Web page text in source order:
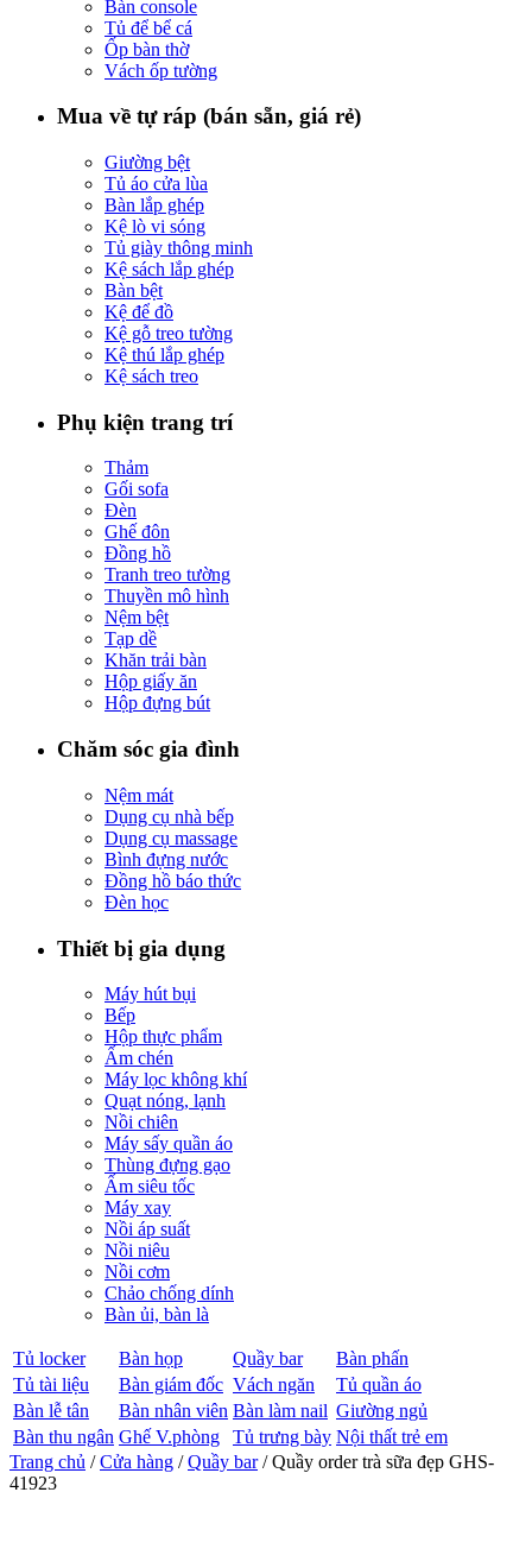
Bàn console
Tủ để bể cá
Ốp bàn thờ
Vách ốp tường
Mua về tự ráp (bán sẵn, giá rẻ)
Giường bệt
Tủ áo cửa lùa
Bàn lắp ghép
Kệ lò vi sóng
Tủ giày thông minh
Kệ sách lắp ghép
Bàn bệt
Kệ để đồ
Kệ gỗ treo tường
Kệ thú lắp ghép
Kệ sách treo
Phụ kiện trang trí
Thảm
Gối sofa
Đèn
Ghế đôn
Đồng hồ
Tranh treo tường
Thuyền mô hình
Nệm bệt
Tạp dề
Khăn trải bàn
Hộp giấy ăn
Hộp đựng bút
Chăm sóc gia đình
Nệm mát
Dụng cụ nhà bếp
Dụng cụ massage
Bình đựng nước
Đồng hồ báo thức
Đèn học
Thiết bị gia dụng
Máy hút bụi
Bếp
Hộp thực phẩm
Ấm chén
Máy lọc không khí
Quạt nóng, lạnh
Nồi chiên
Máy sấy quần áo
Thùng đựng gạo
Ấm siêu tốc
Máy xay
Nồi áp suất
Nồi niêu
Nồi cơm
Chảo chống dính
Bàn ủi, bàn là
Tủ locker Bàn họp Quầy bar
Bàn phấn
Tủ tài liệu
Bàn giám đốc Vách ngăn
Tủ quần áo
Bàn lễ tân
Bàn nhân viên Bàn làm nail Giường ngủ
Bàn thu ngân Ghế V.phòng Tủ trưng bày Nội thất trẻ em
Trang chủ /Cửa hàng /Quầy bar/ Quầy order trà sữa đẹp GHS-
41923